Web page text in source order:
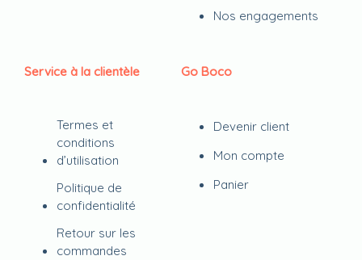
Nos engagements
Service à la clientèle
Termes et
conditions
d’utilisation
Politique de
confidentialité
Retour sur les
commandes
Go Boco
Devenir client
Mon compte
Panier